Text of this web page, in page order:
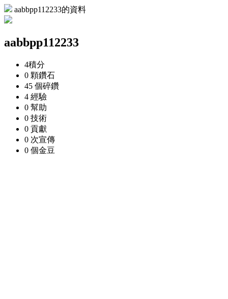
aabbpp112233的資料
aabbpp112233
4積分
0 顆鑽石
45 個碎鑽
4 經驗
0 幫助
0 技術
0 貢獻
0 次宣傳
0 個金豆